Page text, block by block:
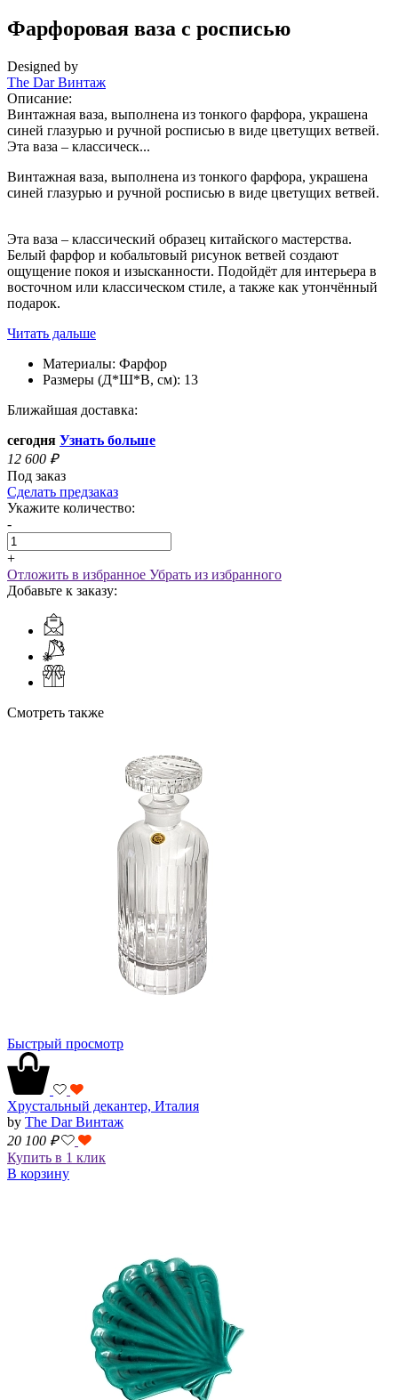
Фарфоровая ваза с росписью
Designed by
The Dar Винтаж
Описание:
Винтажная ваза, выполнена из тонкого фарфора, украшена
синей глазурью и ручной росписью в виде цветущих ветвей.
Эта ваза – классическ...
Винтажная ваза, выполнена из тонкого фарфора, украшена
синей глазурью и ручной росписью в виде цветущих ветвей.
Эта ваза – классический образец китайского мастерства.
Белый фарфор и кобальтовый рисунок ветвей создают
ощущение покоя и изысканности. Подойдёт для интерьера в
восточном или классическом стиле, а также как утончённый
подарок.
Читать дальше
Материалы: Фарфор
Размеры (Д*Ш*В, см): 13
Ближайшая доставка:
сегодня Узнать больше
12 600 ₽
Под заказ
Сделать предзаказ
Укажите количество:
-
+
Отложить в избранное Убрать из избранного
Добавьте к заказу:
Смотреть также
Быстрый просмотр
Хрустальный декантер, Италия
by The Dar Винтаж
20 100 ₽
Купить в 1 клик
В корзину